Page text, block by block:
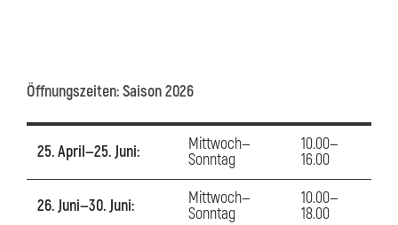
Öffnungszeiten: Saison 2026
25. April—25. Juni: Mittwoch—
Sonntag
10.00—
16.00
26. Juni—30. Juni: Mittwoch—
Sonntag
10.00—
18.00